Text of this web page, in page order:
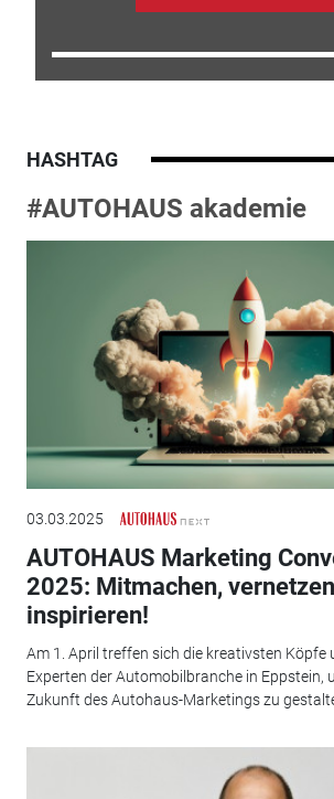
HASHTAG
#AUTOHAUS akademie
03.03.2025
AUTOHAUS Marketing
2025: Mitmachen,
inspirieren!
Am 1. April treffen sich die kreativsten Köpfe
Experten der Automobilbranche in Eppstein,
Zukunft des Autohaus-Marketings zu